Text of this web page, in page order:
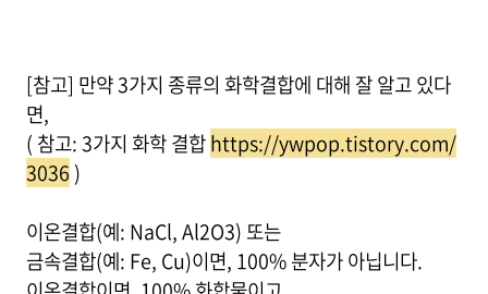
[참고] 만약 3가지 종류의 화학결합에 대해 잘 알고 있다
면,
( 참고: 3가지 화학 결합https://ywpop.tistory.com/
3036 )
이온결합(예: NaCl, Al2O3) 또는
금속결합(예: Fe, Cu)이면, 100% 분자가 아닙니다.